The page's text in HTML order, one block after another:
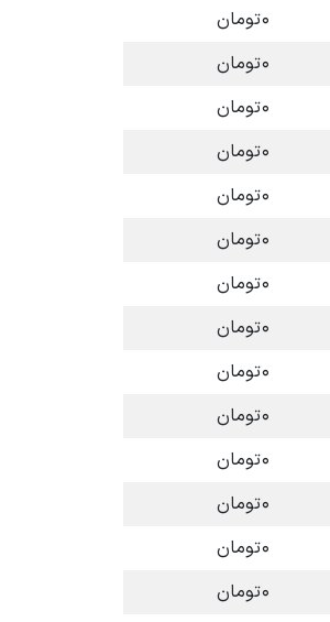
۰تومان
۰تومان
۰تومان
۰تومان
۰تومان
۰تومان
۰تومان
۰تومان
۰تومان
۰تومان
۰تومان
۰تومان
۰تومان
۰تومان